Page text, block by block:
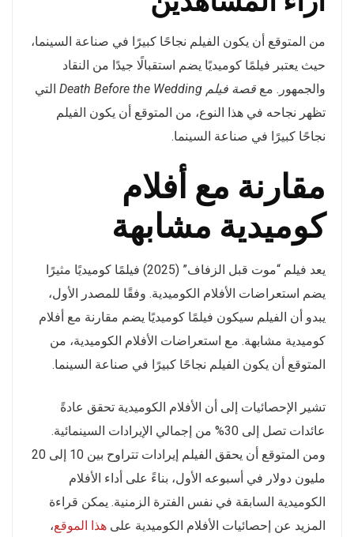
من المتوقع أن يكون الفيلم نجاحًا كبيرًا في صناعة السينما،
حيث يعتبر فيلمًا كوميديًا يضم استقبالًا جيدًا من النقاد
والجمهور. مع قصة فيلم Death Before the Wedding
التي
تظهر نجاحه في هذا النوع، من المتوقع أن يكون الفيلم
نجاحًا كبيرًا في صناعة السينما.
مقارنة مع أفلام
كوميدية مشابهة
يعد فيلم “موت قبل الزفاف” (2025) فيلمًا كوميديًا مثيرًا
يضم استعراضات الأفلام الكوميدية. وفقًا للمصدر الأول،
يبدو أن الفيلم سيكون فيلمًا كوميديًا يضم مقارنة مع أفلام
كوميدية مشابهة. مع استعراضات الأفلام الكوميدية، من
المتوقع أن يكون الفيلم نجاحًا كبيرًا في صناعة السينما.
تشير الإحصائيات إلى أن الأفلام الكوميدية تحقق عادةً
عائدات تصل إلى 30% من إجمالي الإيرادات السينمائية.
ومن المتوقع أن يحقق الفيلم إيرادات تتراوح بين 10 إلى 20
مليون دولار في أسبوعه الأول، بناءً على أداء الأفلام
الكوميدية السابقة في نفس الفترة الزمنية. يمكن قراءة
المزيد عن إحصائيات الأفلام الكوميدية على هذا الموقع،